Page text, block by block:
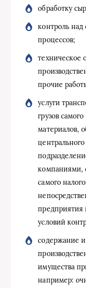
обработку
контроль
процессов;
техническое
прочие
услуги
грузов
материалов,
компаниями,
самого
предприятия
условий
содержание
имущества
например: